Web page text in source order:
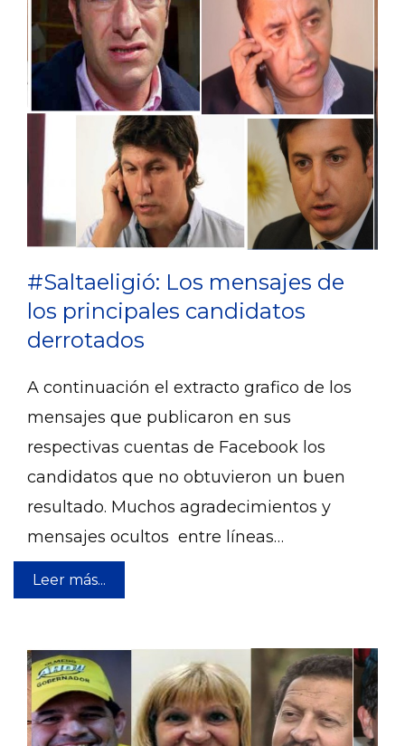
#Saltaeligió: Los mensajes de
los principales candidatos
derrotados
A continuación el extracto grafico de los
mensajes que publicaron en sus
respectivas cuentas de Facebook los
candidatos que no obtuvieron un buen
resultado. Muchos agradecimientos y
mensajes ocultos entre líneas…
Leer más...